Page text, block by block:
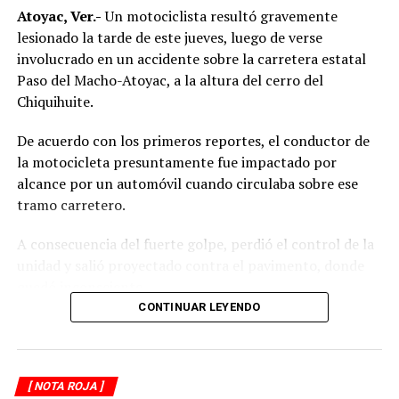
Atoyac, Ver.-Un motociclista resultó gravemente
lesionado la tarde de este jueves, luego de verse
involucrado en un accidente sobre la carretera estatal
Paso del Macho-Atoyac, a la altura del cerro del
Chiquihuite.
De acuerdo con los primeros reportes, el conductor de
la motocicleta presuntamente fue impactado por
alcance por un automóvil cuando circulaba sobre ese
tramo carretero.
A consecuencia del fuerte golpe, perdió el control de la
Testigos del accidente solicitaron de inmediato el apoyo
de los cuerpos de emergencia al percatarse de que el
asfáltica, mientras otros automovilistas redujeron la
CONTINUAR LEYENDO
[ NOTA ROJA ]